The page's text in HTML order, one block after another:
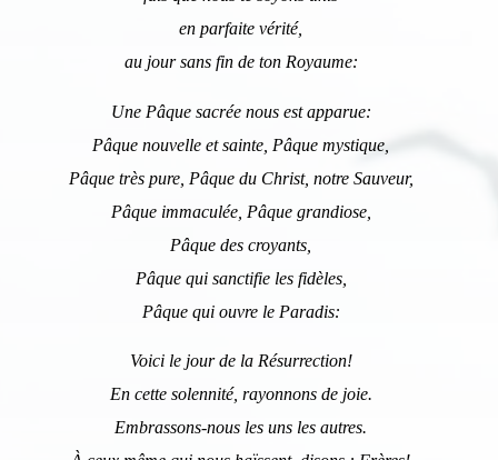
en parfaite vérité,
au jour sans fin de ton Royaume:
Une Pâque sacrée nous est apparue:
Pâque nouvelle et sainte, Pâque mystique,
Pâque très pure, Pâque du Christ, notre Sauveur,
Pâque immaculée, Pâque grandiose,
Pâque des croyants,
Pâque qui sanctifie les fidèles,
Pâque qui ouvre le Paradis:
Voici le jour de la Résurrection!
En cette solennité, rayonnons de joie.
Embrassons-nous les uns les autres.